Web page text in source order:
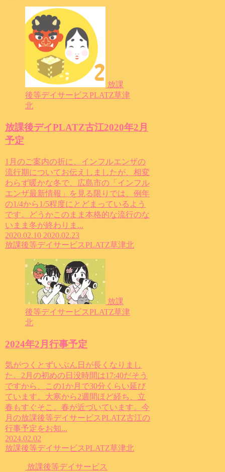
放課
後等デイサービスPLATZ草津
北
放課後デイPLATZ古江2020年2月
予定
1月のご案内の折に、インフルエンザの
流行期についてお伝えしましたが、相変
わらず暖かな冬で、広島市の「インフル
エンザ最新情報」を見る限りでは、例年
の1/4から1/5程度にとどまっているよう
です。どうかこのまま本格的な流行のな
いまま冬が終わりま...
2020.02.10 2020.02.23
放課後等デイサービスPLATZ草津北
放課
後等デイサービスPLATZ草津
北
2024年2月行事予定
気がつくとずいぶん日が長くなりまし
た。2月の初めの日没時間は17:40だそう
ですから、この1か月で30分くらい延び
ています。大寒から2週間ほど経ち、立
春もすぐそこ。春が近づいています。今
月の放課後等デイサービスPLATZ古江の
行事予定をお知...
2024.02.02
放課後等デイサービスPLATZ草津北
放課後等デイサービス